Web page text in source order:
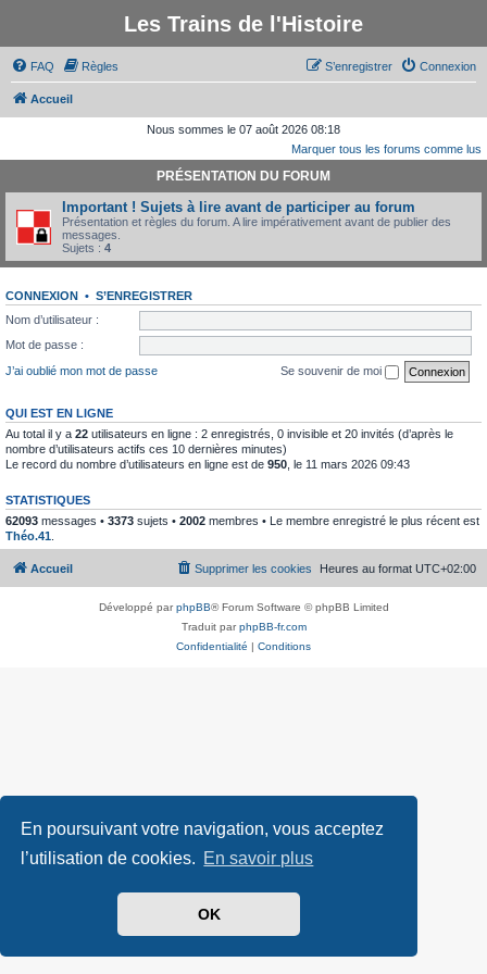
En poursuivant votre navigation, vous acceptez
l’utilisation de cookies. En savoir plus
OK
Les Trains de l'Histoire
FAQ Règles Connexion
S’enregistrer
Accueil
Nous sommes le 07 août 2026 08:18
Marquer tous les forums comme lus
PRÉSENTATION DU FORUM
Important ! Sujets à lire avant de participer au forum
Présentation et règles du forum. A lire impérativement avant de publier des
messages.
Sujets : 4
CONNEXION • S’ENREGISTRER
Nom d’utilisateur :
Mot de passe :
J’ai oublié mon mot de passe
Se souvenir de moi
QUI EST EN LIGNE
Au total il y a 22 utilisateurs en ligne : 2 enregistrés, 0 invisible et 20 invités (d’après le
nombre d’utilisateurs actifs ces 10 dernières minutes)
Le record du nombre d’utilisateurs en ligne est de 950 , le 11 mars 2026 09:43
STATISTIQUES
62093 messages • 3373 sujets • 2002 membres • Le membre enregistré le plus récent est
Théo.41
Accueil Heures au format UTC+02:00
Supprimer les cookies
Développé parphpBB® Forum Software © phpBB Limited
Traduit parphpBB-fr.com
Confidentialité | Conditions